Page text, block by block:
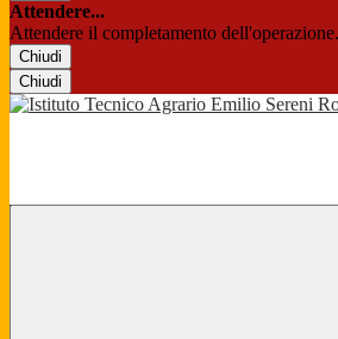
Attendere...
Attendere il completamento
Chiudi
Chiudi